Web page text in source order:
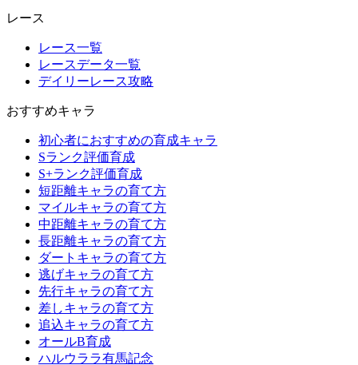
レース
レース一覧
レースデータ一覧
デイリーレース攻略
おすすめキャラ
初心者におすすめの育成キャラ
Sランク評価育成
S+ランク評価育成
短距離キャラの育て方
マイルキャラの育て方
中距離キャラの育て方
長距離キャラの育て方
ダートキャラの育て方
逃げキャラの育て方
先行キャラの育て方
差しキャラの育て方
追込キャラの育て方
オールB育成
ハルウララ有馬記念